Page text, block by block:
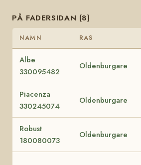
PÅ FADERSIDAN (8)
NAMN RAS
Albe
330095482
Oldenburgare
Piacenza
330245074
Oldenburgare
Robust
180080073
Oldenburgare